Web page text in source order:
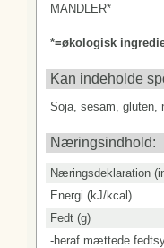
MANDLER*
*=økologisk
Kan indeholde
Soja, sesam, gluten,
Næringsindhold:
Næringsdeklaration
Energi (kJ/kcal)
Fedt (g)
-heraf mættede